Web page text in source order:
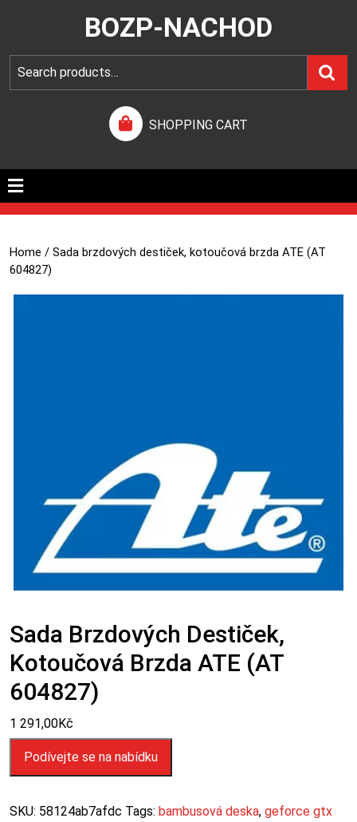
BOZP-NACHOD
SHOPPING CART
Home / Sada brzdových destiček, kotoučová brzda ATE (AT
604827)
Sada Brzdových Destiček,
Kotoučová Brzda ATE (AT
604827)
1 291,00Kč
Podívejte se na nabídku
SKU: 58124ab7afdc Tags: bambusová deska, geforce gtx